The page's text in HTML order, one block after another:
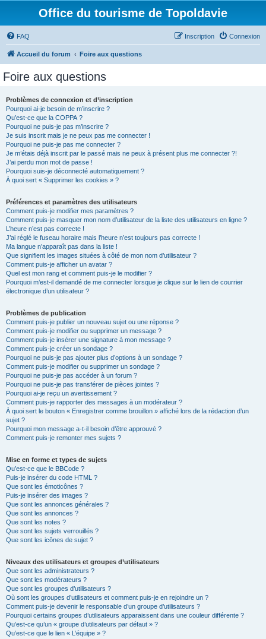
Office du tourisme de Topoldavie
FAQ Connexion
Inscription
Accueil du forum Foire aux questions
Foire aux questions
Problèmes de connexion et d’inscription
Pourquoi ai-je besoin de m’inscrire ?
Qu’est-ce que la COPPA ?
Pourquoi ne puis-je pas m’inscrire ?
Je suis inscrit mais je ne peux pas me connecter !
Pourquoi ne puis-je pas me connecter ?
Je m’étais déjà inscrit par le passé mais ne peux à présent plus me connecter ?!
J’ai perdu mon mot de passe !
Pourquoi suis-je déconnecté automatiquement ?
À quoi sert « Supprimer les cookies » ?
Préférences et paramètres des utilisateurs
Comment puis-je modifier mes paramètres ?
Comment puis-je masquer mon nom d’utilisateur de la liste des utilisateurs en ligne ?
L’heure n’est pas correcte !
J’ai réglé le fuseau horaire mais l’heure n’est toujours pas correcte !
Ma langue n’apparaît pas dans la liste !
Que signifient les images situées à côté de mon nom d’utilisateur ?
Comment puis-je afficher un avatar ?
Quel est mon rang et comment puis-je le modifier ?
Pourquoi m’est-il demandé de me connecter lorsque je clique sur le lien de courrier
électronique d’un utilisateur ?
Problèmes de publication
Comment puis-je publier un nouveau sujet ou une réponse ?
Comment puis-je modifier ou supprimer un message ?
Comment puis-je insérer une signature à mon message ?
Comment puis-je créer un sondage ?
Pourquoi ne puis-je pas ajouter plus d’options à un sondage ?
Comment puis-je modifier ou supprimer un sondage ?
Pourquoi ne puis-je pas accéder à un forum ?
Pourquoi ne puis-je pas transférer de pièces jointes ?
Pourquoi ai-je reçu un avertissement ?
Comment puis-je rapporter des messages à un modérateur ?
À quoi sert le bouton « Enregistrer comme brouillon » affiché lors de la rédaction d’un
sujet ?
Pourquoi mon message a-t-il besoin d’être approuvé ?
Comment puis-je remonter mes sujets ?
Mise en forme et types de sujets
Qu’est-ce que le BBCode ?
Puis-je insérer du code HTML ?
Que sont les émoticônes ?
Puis-je insérer des images ?
Que sont les annonces générales ?
Que sont les annonces ?
Que sont les notes ?
Que sont les sujets verrouillés ?
Que sont les icônes de sujet ?
Niveaux des utilisateurs et groupes d’utilisateurs
Que sont les administrateurs ?
Que sont les modérateurs ?
Que sont les groupes d’utilisateurs ?
Où sont les groupes d’utilisateurs et comment puis-je en rejoindre un ?
Comment puis-je devenir le responsable d’un groupe d’utilisateurs ?
Pourquoi certains groupes d’utilisateurs apparaissent dans une couleur différente ?
Qu’est-ce qu’un « groupe d’utilisateurs par défaut » ?
Qu’est-ce que le lien « L’équipe » ?